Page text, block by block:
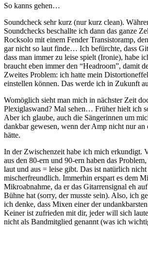
So kanns gehen…
Soundcheck sehr kurz (nur kurz clean).
Soundchecks beschallte ich dann das ganze
Rocksolo mit einem Fender Transistoramp,
gar nicht so laut finde… Ich befürchte, dass
dass man immer zu leise spielt (Ironie), habe
braucht eben immer den “Headroom”, damit
Zweites Problem: ich hatte mein
einstellen können. Das werde ich in Zukunft
Womöglich sieht man mich in nächster Zeit
Plexiglaswand? Mal sehen… Früher hielt ich
Aber ich glaube, auch die Sängerinnen um
dankbar gewesen, wenn der Amp nicht nur an
hätte.
In der Zwischenzeit habe ich mich erkundigt.
aus den 80-ern und 90-ern haben das
laut und aus = leise gibt. Das ist natürlich nicht
mischerfreundlich. Immerhin erspart es dem
Mikroabnahme, da er das Gitarrensignal eh
Bühne hat (sorry, der musste sein). Also, ich
ich denke, dass Mixen einer der
Keiner ist zufrieden mit dir, jeder will sich
nicht als Bandmitglied genannt (was ich